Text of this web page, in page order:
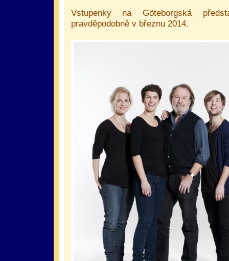
Vstupenky na Göteborgská
pravděpodobně v březnu 2014.